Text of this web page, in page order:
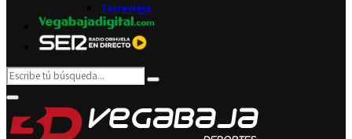
Torrevieja
Search
for:
Search
Primary
Menu